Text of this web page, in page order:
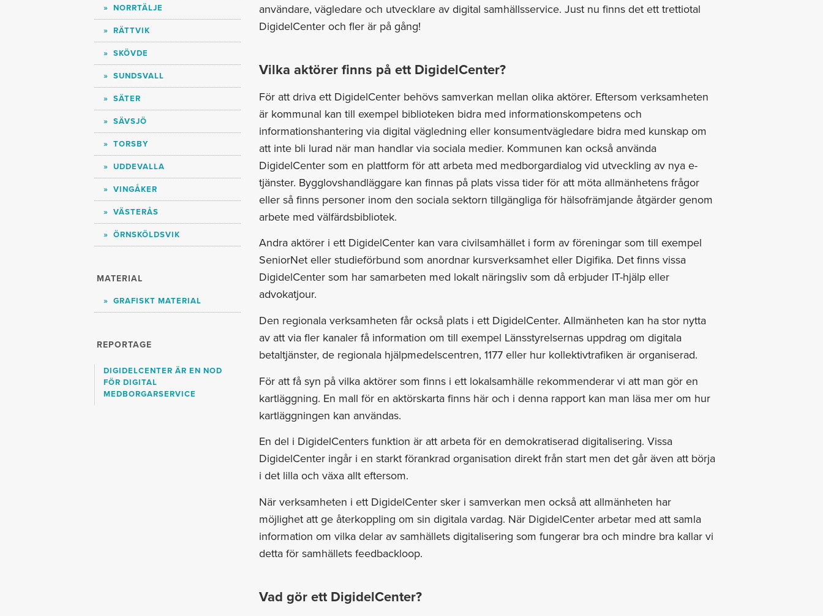
NORRTÄLJE
RÄTTVIK
SKÖVDE
SUNDSVALL
SÄTER
SÄVSJÖ
TORSBY
UDDEVALLA
VINGÅKER
VÄSTERÅS
ÖRNSKÖLDSVIK
MATERIAL
GRAFISKT MATERIAL
REPORTAGE
DIGIDELCENTER ÄR EN NOD
FÖR DIGITAL
MEDBORGARSERVICE
användare, vägledare och utvecklare av digital samhällsservice. Just nu finns det ett trettiotal
DigidelCenter och fler är på gång!
Vilka aktörer finns på ett DigidelCenter?
För att driva ett DigidelCenter behövs samverkan mellan olika aktörer. Eftersom verksamheten
är kommunal kan till exempel biblioteken bidra med informationskompetens och
informationshantering via digital vägledning eller konsumentvägledare bidra med kunskap om
att inte bli lurad när man handlar via sociala medier. Kommunen kan också använda
DigidelCenter som en plattform för att arbeta med medborgardialog vid utveckling av nya e-
tjänster. Bygglovshandläggare kan finnas på plats vissa tider för att möta allmänhetens frågor
eller så finns personer inom den sociala sektorn tillgängliga för hälsofrämjande åtgärder genom
arbete med välfärdsbibliotek.
Andra aktörer i ett DigidelCenter kan vara civilsamhället i form av föreningar som till exempel
SeniorNet eller studieförbund som anordnar kursverksamhet eller Digifika. Det finns vissa
DigidelCenter som har samarbeten med lokalt näringsliv som då erbjuder IT-hjälp eller
advokatjour.
Den regionala verksamheten får också plats i ett DigidelCenter. Allmänheten kan ha stor nytta
av att via fler kanaler få information om till exempel Länsstyrelsernas uppdrag om digitala
betaltjänster, de regionala hjälpmedelscentren, 1177 eller hur kollektivtrafiken är organiserad.
För att få syn på vilka aktörer som finns i ett lokalsamhälle rekommenderar vi att man gör en
kartläggning. En mall för en aktörskarta finns här och i denna rapport kan man läsa mer om hur
kartläggningen kan användas.
En del i DigidelCenters funktion är att arbeta för en demokratiserad digitalisering. Vissa
DigidelCenter ingår i en starkt förankrad organisation direkt från start men det går även att börja
i det lilla och växa allt eftersom.
När verksamheten i ett DigidelCenter sker i samverkan men också att allmänheten har
möjlighet att ge återkoppling om sin digitala vardag. När DigidelCenter arbetar med att samla
information om vilka delar av samhällets digitalisering som fungerar bra och mindre bra kallar vi
detta för samhällets feedbackloop.
Vad gör ett DigidelCenter?